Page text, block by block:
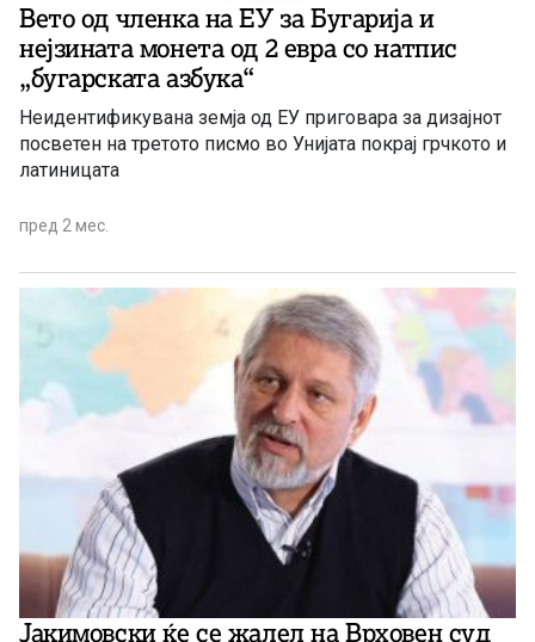
Вето од членка на ЕУ за Бугарија и
нејзината монета од 2 евра со натпис
„бугарската азбука“
Неидентификувана земја од ЕУ приговара за дизајнот
посветен на третото писмо во Унијата покрај грчкото и
латиницата
пред 2 мес.
Јакимовски ќе се жалел на Врховен суд